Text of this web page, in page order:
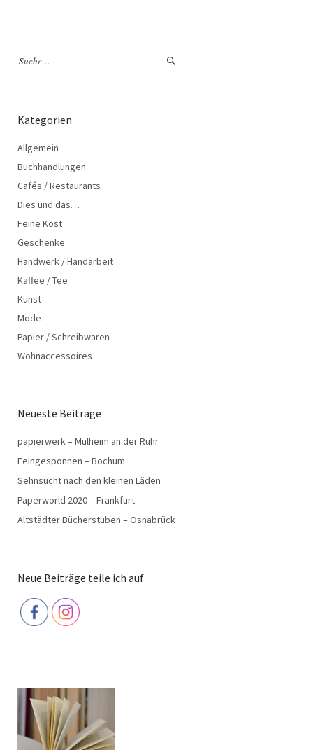
Kategorien
Allgemein
Buchhandlungen
Cafés / Restaurants
Dies und das…
Feine Kost
Geschenke
Handwerk / Handarbeit
Kaffee / Tee
Kunst
Mode
Papier / Schreibwaren
Wohnaccessoires
Neueste Beiträge
papierwerk – Mülheim an der Ruhr
Feingesponnen – Bochum
Sehnsucht nach den kleinen Läden
Paperworld 2020 – Frankfurt
Altstädter Bücherstuben – Osnabrück
Neue Beiträge teile ich auf